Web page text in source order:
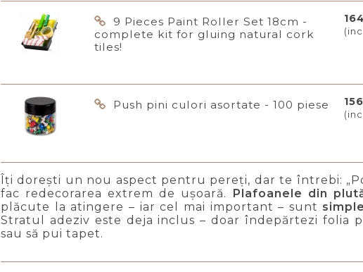
9 Pieces Paint Roller Set 18cm -
complete kit for gluing natural cork
tiles!
Push pini culori asortate - 100 piese
Îți dorești un nou aspect pentru pereți, dar te întrebi:
fac redecorarea extrem de ușoară. Plafoanele din
plăcute la atingere – iar cel mai important – sunt simple
Stratul adeziv este deja inclus – doar îndepărtezi folia
sau să pui tapet.